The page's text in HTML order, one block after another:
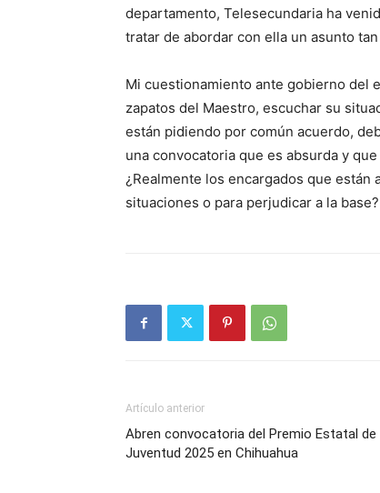
departamento, Telesecundaria ha
tratar de abordar con ella un asunto
Mi cuestionamiento ante gobierno del
zapatos del Maestro, escuchar su
están pidiendo por común acuerdo,
una convocatoria que es absurda y
¿Realmente los encargados que
situaciones o para perjudicar a la base?
Artículo anterior
Abren convocatoria del Premio Estatal de
Juventud 2025 en Chihuahua